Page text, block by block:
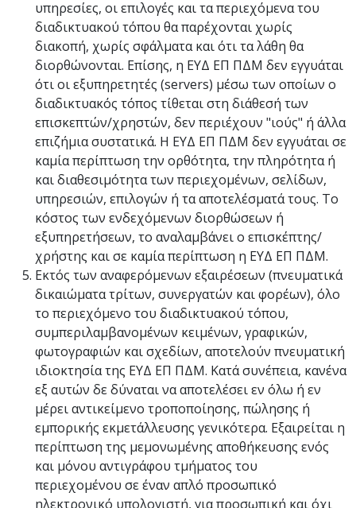
υπηρεσίες, οι επιλογές και τα περιεχόμενα του
διαδικτυακού τόπου θα παρέχονται χωρίς
διακοπή, χωρίς σφάλματα και ότι τα λάθη θα
διορθώνονται. Επίσης, η ΕΥΔ ΕΠ ΠΔΜ δεν εγγυάται
ότι οι εξυπηρετητές (servers) μέσω των οποίων ο
διαδικτυακός τόπος τίθεται στη διάθεσή των
επισκεπτών/χρηστών, δεν περιέχουν "ιούς" ή άλλα
επιζήμια συστατικά. Η ΕΥΔ ΕΠ ΠΔΜ δεν εγγυάται σε
καμία περίπτωση την ορθότητα, την πληρότητα ή
και διαθεσιμότητα των περιεχομένων, σελίδων,
υπηρεσιών, επιλογών ή τα αποτελέσματά τους. Το
κόστος των ενδεχόμενων διορθώσεων ή
εξυπηρετήσεων, το αναλαμβάνει ο επισκέπτης/
χρήστης και σε καμία περίπτωση η ΕΥΔ ΕΠ ΠΔΜ.
Εκτός των αναφερόμενων εξαιρέσεων (πνευματικά
δικαιώματα τρίτων, συνεργατών και φορέων), όλο
το περιεχόμενο του διαδικτυακού τόπου,
συμπεριλαμβανομένων κειμένων, γραφικών,
φωτογραφιών και σχεδίων, αποτελούν πνευματική
ιδιοκτησία της ΕΥΔ ΕΠ ΠΔΜ. Κατά συνέπεια, κανένα
εξ αυτών δε δύναται να αποτελέσει εν όλω ή εν
μέρει αντικείμενο τροποποίησης, πώλησης ή
εμπορικής εκμετάλλευσης γενικότερα. Εξαιρείται η
περίπτωση της μεμονωμένης αποθήκευσης ενός
και μόνου αντιγράφου τμήματος του
περιεχομένου σε έναν απλό προσωπικό
ηλεκτρονικό υπολογιστή, για προσωπική και όχι